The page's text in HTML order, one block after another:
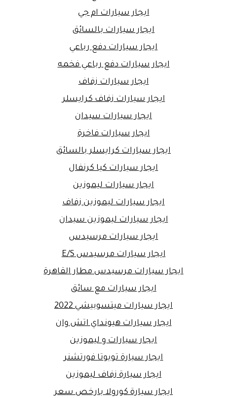
ايجار سيارات ام جي
ايجار سيارات بالسائق
ايجار سيارات دفع رباعي
ايجار سيارات دفع رباعي فخمه
ايجار سيارات زفاف
ايجار سيارات زفاف كرايسلر
ايجار سيارات سيدان
ايجار سيارات فاخرة
ايجار سيارات كرايسلر بالسائق
ايجار سيارات كيا كرنفال
ايجار سيارات ليموزين
ايجار سيارات ليموزين زفاف
ايجار سيارات ليموزين سيدان
ايجار سيارات مرسيدس
ايجار سيارات مرسيدس E/S
ايجار سيارات مرسيدس مطار القاهرة
ايجار سيارات مع سائق
ايجار سيارات ميتسوبيشي 2022
ايجار سيارات هيونداي اتش وان
ايجار سيارات و ليموزين
ايجار سيارة تويوتا فورتشنر
ايجار سيارة زفاف ليموزين
ايجار سيارة كورولا بارخص سعر